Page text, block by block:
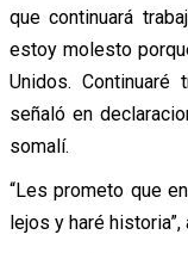
que continuará
estoy molesto
Unidos. Continuaré
señaló en
somalí.
“Les prometo que
lejos y haré historia”,